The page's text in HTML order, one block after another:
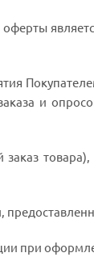
и
товара),
при